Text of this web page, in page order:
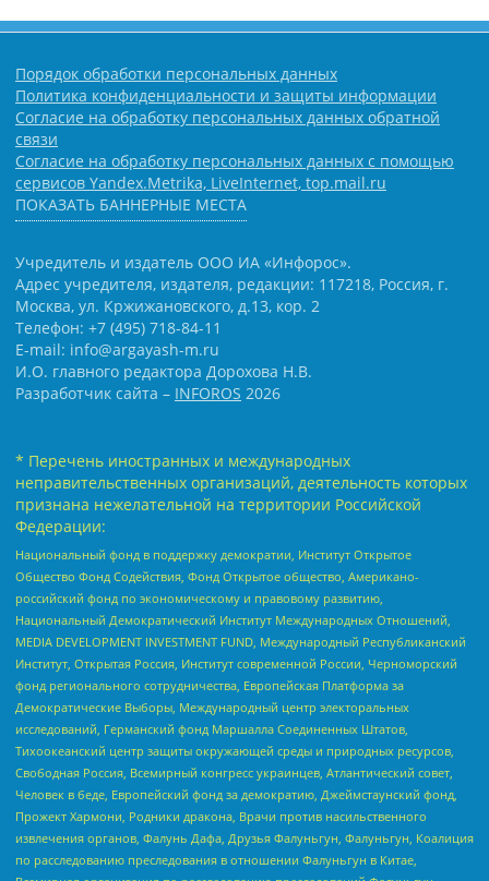
Порядок обработки персональных данных
Политика конфиденциальности и защиты информации
Согласие на обработку персональных данных обратной
связи
Согласие на обработку персональных данных с помощью
сервисов Yandex.Metrika, LiveInternet, top.mail.ru
ПОКАЗАТЬ БАННЕРНЫЕ МЕСТА
Учредитель и издатель ООО ИА «Инфорос».
Адрес учредителя, издателя, редакции: 117218, Россия, г.
Москва, ул. Кржижановского, д.13, кор. 2
Телефон: +7 (495) 718-84-11
E-mail: info@argayash-m.ru
И.О. главного редактора Дорохова Н.В.
Разработчик сайта – INFOROS 2026
* Перечень иностранных и международных
неправительственных организаций, деятельность которых
признана нежелательной на территории Российской
Федерации:
Национальный фонд в поддержку демократии, Институт Открытое
Общество Фонд Содействия, Фонд Открытое общество, Американо-
российский фонд по экономическому и правовому развитию,
Национальный Демократический Институт Международных Отношений,
MEDIA DEVELOPMENT INVESTMENT FUND, Международный Республиканский
Институт, Открытая Россия, Институт современной России, Черноморский
фонд регионального сотрудничества, Европейская Платформа за
Демократические Выборы, Международный центр электоральных
исследований, Германский фонд Маршалла Соединенных Штатов,
Тихоокеанский центр защиты окружающей среды и природных ресурсов,
Свободная Россия, Всемирный конгресс украинцев, Атлантический совет,
Человек в беде, Европейский фонд за демократию, Джеймстаунский фонд,
Прожект Хармони, Родники дракона, Врачи против насильственного
извлечения органов, Фалунь Дафа, Друзья Фалуньгун, Фалуньгун, Коалиция
по расследованию преследования в отношении Фалуньгун в Китае,